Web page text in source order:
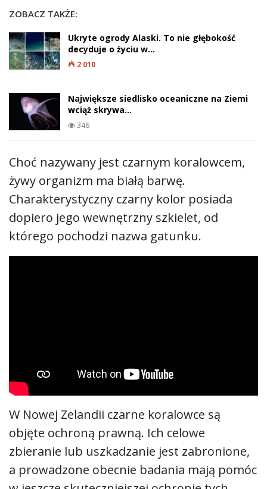
ZOBACZ TAKŻE:
Ukryte ogrody Alaski. To nie głębokość
decyduje o życiu w…
2 010
Największe siedlisko oceaniczne na Ziemi
wciąż skrywa…
346
Choć nazywany jest czarnym koralowcem,
żywy organizm ma białą barwę.
Charakterystyczny czarny kolor posiada
dopiero jego wewnętrzny szkielet, od
którego pochodzi nazwa gatunku.
W Nowej Zelandii czarne koralowce są
objęte ochroną prawną. Ich celowe
zbieranie lub uszkadzanie jest zabronione,
a prowadzone obecnie badania mają pomóc